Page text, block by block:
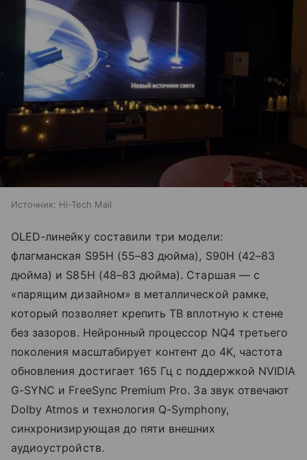
Источник: Hi-Tech Mail
OLED-линейку составили три модели:
флагманская S95H (55–83 дюйма), S90H (42–83
дюйма) и S85H (48–83 дюйма). Старшая — с
«парящим дизайном» в металлической рамке,
который позволяет крепить ТВ вплотную к стене
без зазоров. Нейронный процессор NQ4 третьего
поколения масштабирует контент до 4K, частота
обновления достигает 165 Гц с поддержкой NVIDIA
G-SYNC и FreeSync Premium Pro. За звук отвечают
Dolby Atmos и технология Q-Symphony,
синхронизирующая до пяти внешних
аудиоустройств.